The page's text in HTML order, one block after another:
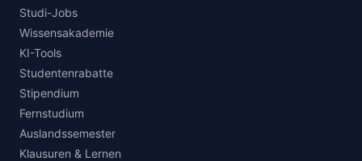
Studi-Jobs
Wissensakademie
KI-Tools
Studentenrabatte
Stipendium
Fernstudium
Auslandssemester
Klausuren & Lernen